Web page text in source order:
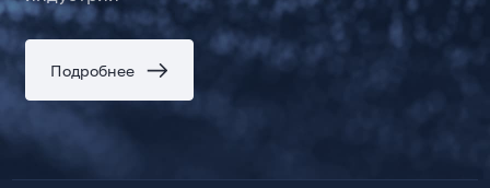
Подробнее